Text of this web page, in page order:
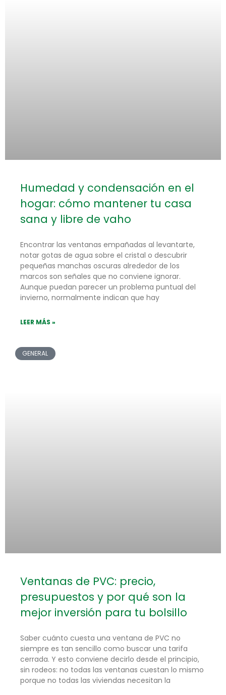
Humedad y condensación en el
hogar: cómo mantener tu casa
sana y libre de vaho
Encontrar las ventanas empañadas al levantarte,
notar gotas de agua sobre el cristal o descubrir
pequeñas manchas oscuras alrededor de los
marcos son señales que no conviene ignorar.
Aunque puedan parecer un problema puntual del
invierno, normalmente indican que hay
LEER MÁS »
GENERAL
Ventanas de PVC: precio,
presupuestos y por qué son la
mejor inversión para tu bolsillo
Saber cuánto cuesta una ventana de PVC no
siempre es tan sencillo como buscar una tarifa
cerrada. Y esto conviene decirlo desde el principio,
sin rodeos: no todas las ventanas cuestan lo mismo
porque no todas las viviendas necesitan la